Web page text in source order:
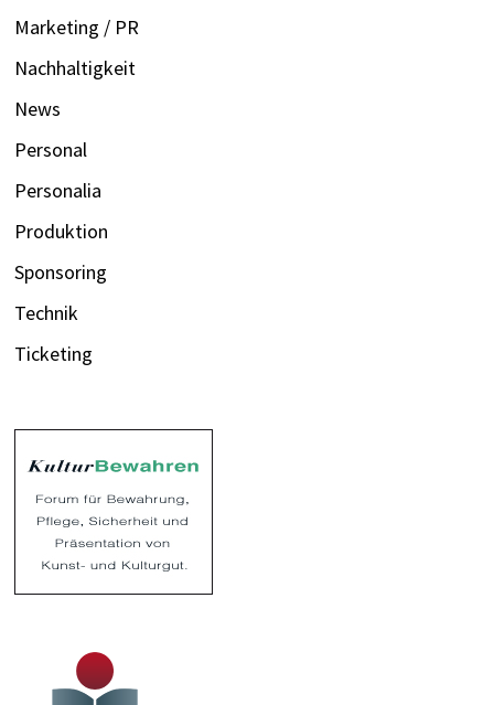
Marketing / PR
Nachhaltigkeit
News
Personal
Personalia
Produktion
Sponsoring
Technik
Ticketing